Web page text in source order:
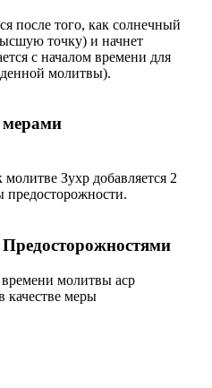
после того, как солнечный
точку) и начнет
с началом времени для
молитвы).
Зухр добавляется 2
предосторожности.
молитвы аср
качестве меры